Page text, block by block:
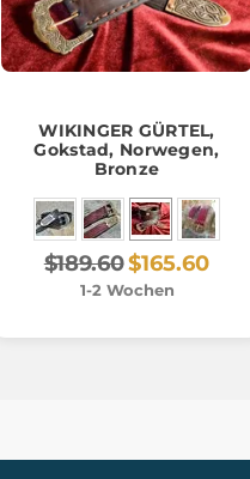
WIKINGER GÜRTEL,
Gokstad, Norwegen,
Bronze
$189.60$165.60
1-2 Wochen